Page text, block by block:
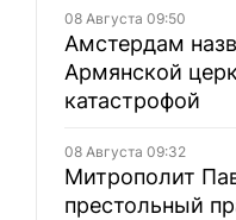
08 Августа 09:50
Амстердам
Армянской
катастрофой
08 Августа 09:32
Митрополит
престольный